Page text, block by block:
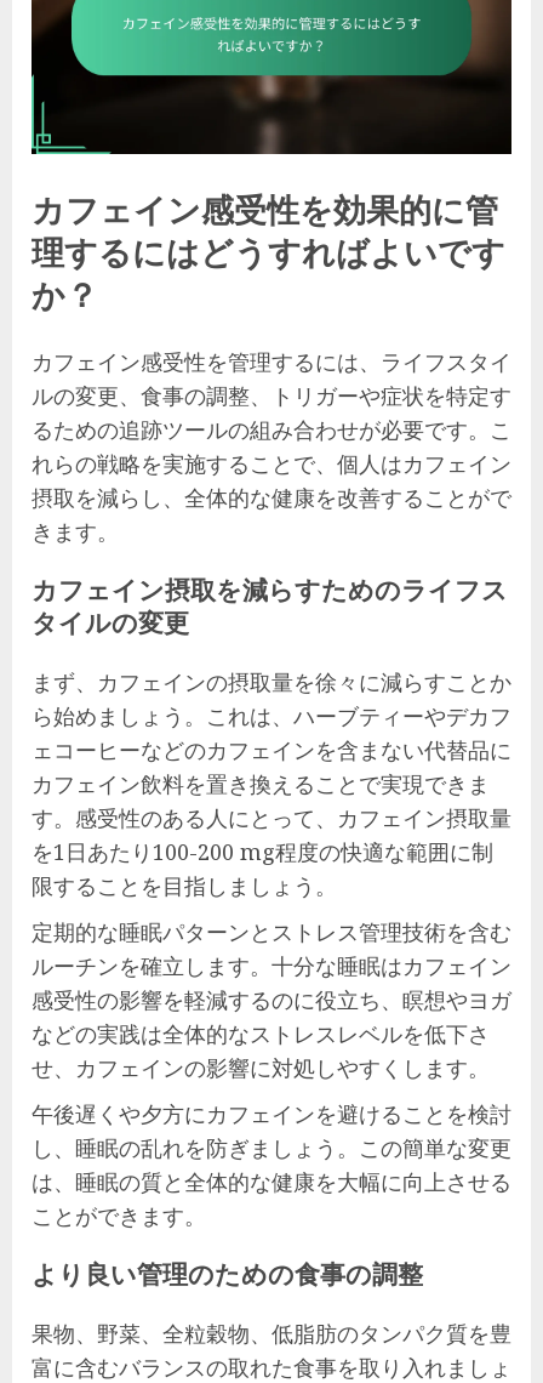
カフェイン感受性を効果的に管
理するにはどうすればよいです
か？
カフェイン感受性を管理するには、ライフスタイ
ルの変更、食事の調整、トリガーや症状を特定す
るための追跡ツールの組み合わせが必要です。こ
れらの戦略を実施することで、個人はカフェイン
摂取を減らし、全体的な健康を改善することがで
きます。
カフェイン摂取を減らすためのライフス
タイルの変更
まず、カフェインの摂取量を徐々に減らすことか
ら始めましょう。これは、ハーブティーやデカフ
ェコーヒーなどのカフェインを含まない代替品に
カフェイン飲料を置き換えることで実現できま
す。感受性のある人にとって、カフェイン摂取量
を1日あたり100-200 mg程度の快適な範囲に制
限することを目指しましょう。
定期的な睡眠パターンとストレス管理技術を含む
ルーチンを確立します。十分な睡眠はカフェイン
感受性の影響を軽減するのに役立ち、瞑想やヨガ
などの実践は全体的なストレスレベルを低下さ
せ、カフェインの影響に対処しやすくします。
午後遅くや夕方にカフェインを避けることを検討
し、睡眠の乱れを防ぎましょう。この簡単な変更
は、睡眠の質と全体的な健康を大幅に向上させる
ことができます。
より良い管理のための食事の調整
果物、野菜、全粒穀物、低脂肪のタンパク質を豊
富に含むバランスの取れた食事を取り入れましょ